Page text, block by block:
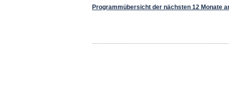
Programmübersicht der nächsten 12 Monate